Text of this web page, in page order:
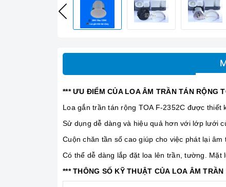
*** ƯU ĐIỂM CỦA LOA ÂM TRẦN TÁN RỘNG
Loa gắn trần tán rộng TOA F-2352C được
Sử dụng dễ dàng và hiệu quả hơn với lớp lưới
Cuộn chăn tần số cao giúp cho việc phát lại
Có thể dễ dàng lắp đặt loa lên trần, tường.
*** THÔNG SỐ KỸ THUẬT CỦA LOA ÂM